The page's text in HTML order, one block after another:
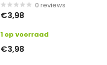
0 reviews
€3,98
1 op voorraad
€3,98